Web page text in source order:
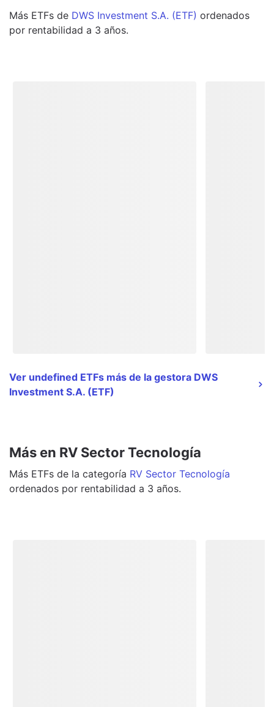
Más ETFs de DWS Investment S.A. (ETF) ordenados
por rentabilidad a 3 años.
Ver undefined ETFs más de la gestora DWS
Investment S.A. (ETF)
Más en RV Sector Tecnología
Más ETFs de la categoría RV Sector Tecnología
ordenados por rentabilidad a 3 años.